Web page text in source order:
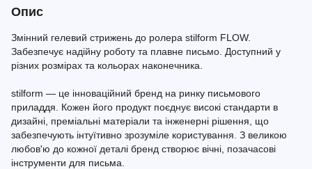
Опис
Змінний гелевий стрижень до ролера stilform FLOW.
Забезпечує надійну роботу та плавне письмо. Доступний у
різних розмірах та кольорах наконечника.
stilform — це інноваційний бренд на ринку письмового
приладдя. Кожен його продукт поєднує високі стандарти в
дизайні, преміальні матеріали та інженерні рішення, що
забезпечують інтуїтивно зрозуміле користування. З великою
любов'ю до кожної деталі бренд створює вічні, позачасові
інструменти для письма.